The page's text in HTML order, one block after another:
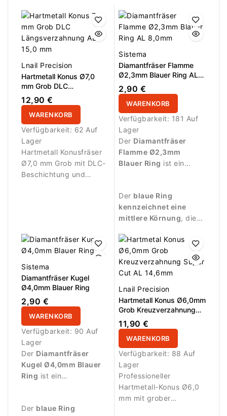
Strasssteinen, Nail-Art-
Elementen und
dekorativen
Applikationen.
Lnail Precision
Hartmetall Konus Ø7,0
mm Grob DLC
Längsverzahnung AL
15,0 mm
12,90 €
WARENKORB
Verfügbarkeit: 62 Auf
Lager
Hartmetall Konusfräser
Ø7,0 mm Grob mit DLC-
Beschichtung und
Sistema
Diamantfräser Flamme
Ø2,3mm Blauer Ring AL
8,0mm
2,90 €
WARENKORB
Verfügbarkeit: 181 Auf
Lager
Der Diamantfräser
Flamme Ø2,3mm
Blauer Ring ist ein
Arbeiten rund um den
Nagel.
Der blaue Ring
kennzeichnet eine
mittlere Körnung, die
kontrollierte
Bearbeitung und das
Entfernen kleiner
Hautreste eignet.
Sistema
Diamantfräser Kugel
Ø4,0mm Blauer Ring
2,90 €
WARENKORB
Verfügbarkeit: 90 Auf
Lager
Der Diamantfräser
Kugel Ø4,0mm Blauer
Ring ist ein
Arbeiten rund um den
Der blaue Ring
Lnail Precision
Hartmetall Konus Ø6,0mm
Grob Kreuzverzahnung
Super Cut AL 14,6mm
11,90 €
WARENKORB
Verfügbarkeit: 88 Auf
Lager
Professioneller
Hartmetall-Konus Ø6,0
mm mit grober